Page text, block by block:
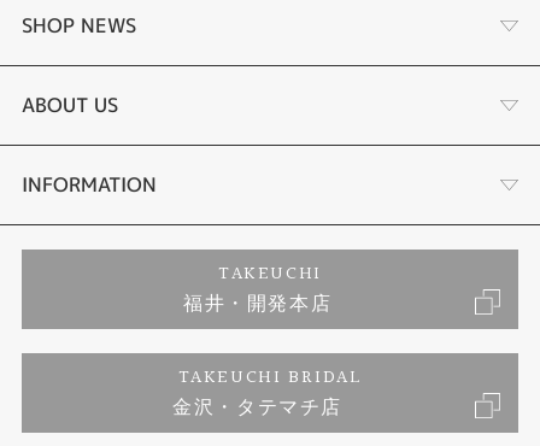
CF77
※（ ）内の各都市は条件が良ければ受信する場合もあります。
信、
デル）
＜中国＞ 受信電波：BPC、周波数：68.5kHz
＊ ホームタイム設定を受信可能な都市に設定すると、都市に合わせた局を受
信します。尚、時差は選択した都市によって設定されます。
婚約指輪
結婚指輪
セットリング
婚約ネックレス
エタニティリング
SHOP NEWS
タケウチのこだわり
プロポーズサポート
ブランドリスト
ジュエリーリフォーム
福井指輪工房｜手作りペアリング
ABOUT US
会社概要
お客様の声
INFORMATION
プライバシーポリシー
TAKEUCHI
福井・開発本店
TAKEUCHI BRIDAL
金沢・タテマチ店